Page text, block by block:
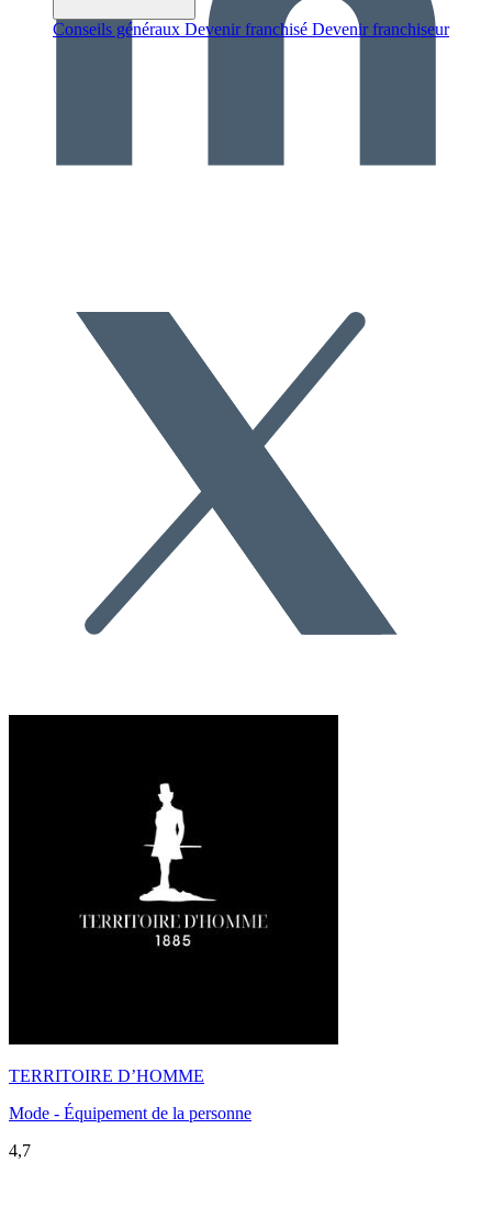
Conseils généraux Devenir franchisé Devenir franchiseur
TERRITOIRE D’HOMME
Mode - Équipement de la personne
4,7